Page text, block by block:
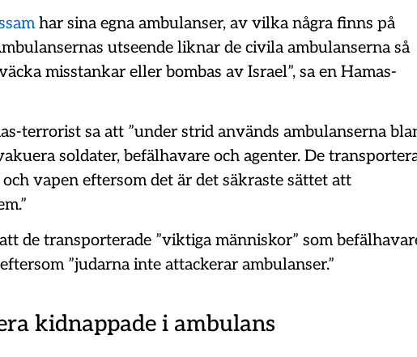
har sina egna ambulanser, av vilka några finns på
utseende liknar de civila ambulanserna så
misstankar eller bombas av Israel”, sa en Hamas-
terrorist sa att ”under strid används ambulanserna
soldater, befälhavare och agenter. De
vapen eftersom det är det säkraste sättet att
de transporterade ”viktiga människor” som
”judarna inte attackerar ambulanser.”
kidnappade i ambulans